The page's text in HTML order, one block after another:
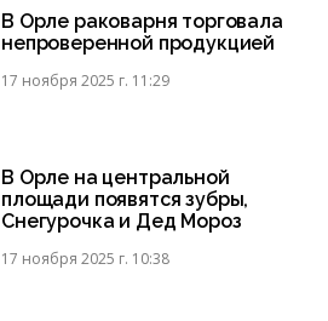
В Орле раковарня торговала
непроверенной продукцией
17 ноября 2025 г. 11:29
В Орле на центральной
площади появятся зубры,
Снегурочка и Дед Мороз
17 ноября 2025 г. 10:38